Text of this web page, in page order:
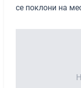
се поклони на